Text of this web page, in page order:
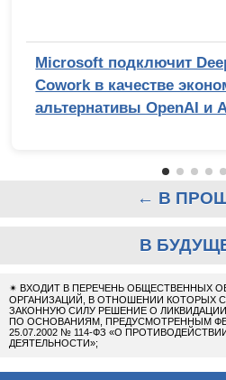
Microsoft подключит
Cowork в качестве
альтернативы OpenAI и
← В
В
✴ ВХОДИТ В ПЕРЕЧЕНЬ ОБЩЕСТВЕННЫХ
ОРГАНИЗАЦИЙ, В ОТНОШЕНИИ КОТОРЫХ
ЗАКОННУЮ СИЛУ РЕШЕНИЕ О
ПО ОСНОВАНИЯМ, ПРЕДУСМОТРЕННЫМ
25.07.2002 № 114-ФЗ «О
ДЕЯТЕЛЬНОСТИ»;